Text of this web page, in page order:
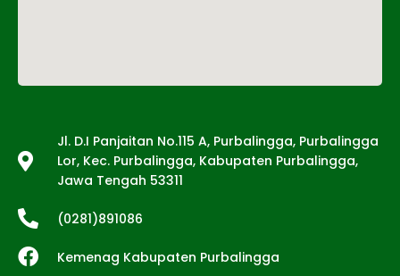
Jl. D.I Panjaitan No.115 A, Purbalingga, Purbalingga
Lor, Kec. Purbalingga, Kabupaten Purbalingga,
Jawa Tengah 53311
(0281)891086
Kemenag Kabupaten Purbalingga